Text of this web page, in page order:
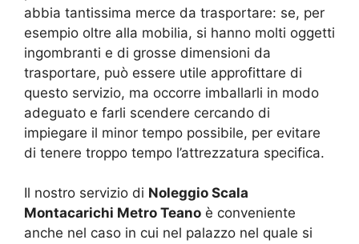
abbia tantissima merce da trasportare: se, per
esempio oltre alla mobilia, si hanno molti oggetti
ingombranti e di grosse dimensioni da
trasportare, può essere utile approfittare di
questo servizio, ma occorre imballarli in modo
adeguato e farli scendere cercando di
impiegare il minor tempo possibile, per evitare
di tenere troppo tempo l’attrezzatura specifica.
Il nostro servizio di Noleggio Scala
Montacarichi Metro Teano è conveniente
anche nel caso in cui nel palazzo nel quale si